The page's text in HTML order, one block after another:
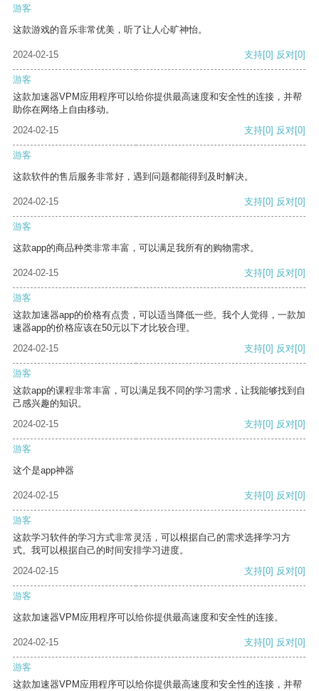
游客
这款游戏的音乐非常优美，听了让人心旷神怡。
2024-02-15 支持[0] 反对[0]
游客
这款加速器VPM应用程序可以给你提供最高速度和安全性的连接，并帮
助你在网络上自由移动。
2024-02-15
支持[0] 反对[0]
游客
这款软件的售后服务非常好，遇到问题都能得到及时解决。
2024-02-15 支持[0] 反对[0]
游客
这款app的商品种类非常丰富，可以满足我所有的购物需求。
2024-02-15 支持[0] 反对[0]
游客
这款加速器app的价格有点贵，可以适当降低一些。我个人觉得，一款加
速器app的价格应该在50元以下才比较合理。
2024-02-15
支持[0] 反对[0]
游客
这款app的课程非常丰富，可以满足我不同的学习需求，让我能够找到自
己感兴趣的知识。
2024-02-15
支持[0] 反对[0]
游客
这个是app神器
2024-02-15 支持[0] 反对[0]
游客
这款学习软件的学习方式非常灵活，可以根据自己的需求选择学习方
式。我可以根据自己的时间安排学习进度。
2024-02-15
支持[0] 反对[0]
游客
这款加速器VPM应用程序可以给你提供最高速度和安全性的连接。
2024-02-15 支持[0] 反对[0]
游客
这款加速器VPM应用程序可以给你提供最高速度和安全性的连接，并帮